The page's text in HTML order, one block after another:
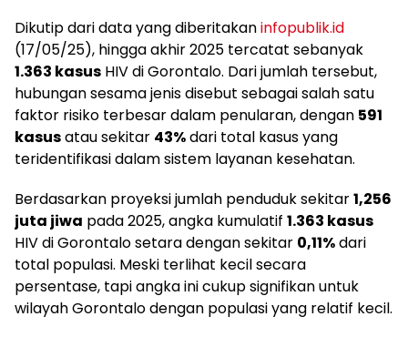
Dikutip dari data yang diberitakaninfopublik.id
(17/05/25), hingga akhir 2025 tercatat sebanyak
1.363 kasus HIV di Gorontalo. Dari jumlah tersebut,
hubungan sesama jenis disebut sebagai salah satu
faktor risiko terbesar dalam penularan, dengan 591
kasusatau sekitar 43%dari total kasus yang
teridentifikasi dalam sistem layanan kesehatan.‎‎
Berdasarkan proyeksi jumlah penduduk sekitar1,256
juta jiwa pada 2025, angka kumulatif 1.363 kasus
HIV di Gorontalo setara dengan sekitar 0,11%dari
total populasi. Meski terlihat kecil secara
persentase, tapi angka ini cukup signifikan untuk
wilayah Gorontalo dengan populasi yang relatif kecil.‎‎